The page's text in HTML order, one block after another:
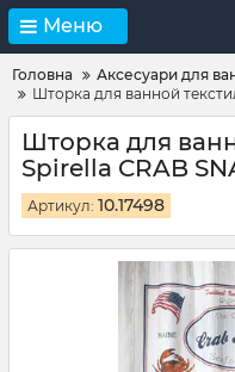
Меню
Головна Аксесуари для
Шторка для ванной
Шторка для
Spirella CRAB
Артикул: 10.17498